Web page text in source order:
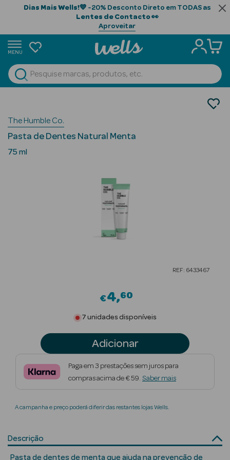
Dias Mais Wells!💙 -20% Desconto Direto em TODAS as
Lentes de Contacto👀
Aproveitar
MENU
Ver Tudo
Beauty Season
Cabelo
Beauty Season
Maquilhagem
Beauty Season
The Humble Co.
Pasta de Dentes Natural Menta
75 ml
REF: 6433467
€4 60
7 unidades disponíveis
Adicionar
Paga em 3 prestações sem juros para
compras acima de € 59. Saber mais
A campanha e preço poderá diferir das restantes lojas Wells.
Descrição
Pasta de dentes de menta que ajuda na prevenção de